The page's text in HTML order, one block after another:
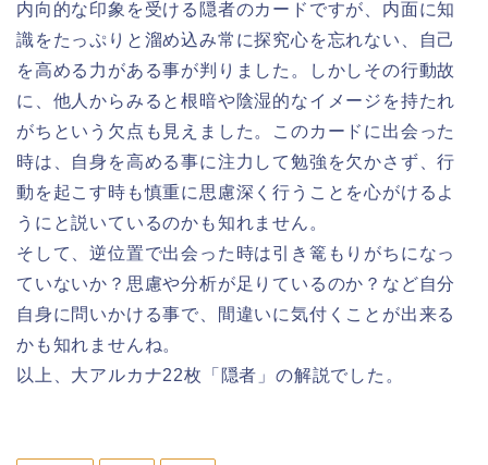
内向的な印象を受ける隠者のカードですが、内面に知
識をたっぷりと溜め込み常に探究心を忘れない、自己
を高める力がある事が判りました。しかしその行動故
に、他人からみると根暗や陰湿的なイメージを持たれ
がちという欠点も見えました。このカードに出会った
時は、自身を高める事に注力して勉強を欠かさず、行
動を起こす時も慎重に思慮深く行うことを心がけるよ
うにと説いているのかも知れません。
そして、逆位置で出会った時は引き篭もりがちになっ
ていないか？思慮や分析が足りているのか？など自分
自身に問いかける事で、間違いに気付くことが出来る
かも知れませんね。
以上、大アルカナ22枚「隠者」の解説でした。